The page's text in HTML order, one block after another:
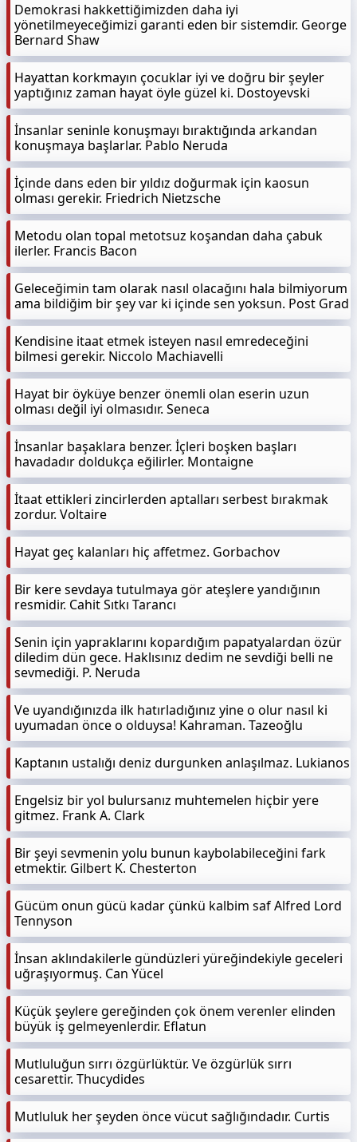
Demokrasi hakkettiğimizden daha iyi
yönetilmeyeceğimizi garanti eden bir sistemdir. George
Bernard Shaw
Hayattan korkmayın çocuklar iyi ve doğru bir şeyler
yaptığınız zaman hayat öyle güzel ki. Dostoyevski
İnsanlar seninle konuşmayı bıraktığında arkandan
konuşmaya başlarlar. Pablo Neruda
İçinde dans eden bir yıldız doğurmak için kaosun
olması gerekir. Friedrich Nietzsche
Metodu olan topal metotsuz koşandan daha çabuk
ilerler. Francis Bacon
Geleceğimin tam olarak nasıl olacağını hala bilmiyorum
ama bildiğim bir şey var ki içinde sen yoksun. Post Grad
Kendisine itaat etmek isteyen nasıl emredeceğini
bilmesi gerekir. Niccolo Machiavelli
Hayat bir öyküye benzer önemli olan eserin uzun
olması değil iyi olmasıdır. Seneca
İnsanlar başaklara benzer. İçleri boşken başları
havadadır doldukça eğilirler. Montaigne
İtaat ettikleri zincirlerden aptalları serbest bırakmak
zordur. Voltaire
Hayat geç kalanları hiç affetmez. Gorbachov
Bir kere sevdaya tutulmaya gör ateşlere yandığının
resmidir. Cahit Sıtkı Tarancı
Senin için yapraklarını kopardığım papatyalardan özür
diledim dün gece. Haklısınız dedim ne sevdiği belli ne
sevmediği. P. Neruda
Ve uyandığınızda ilk hatırladığınız yine o olur nasıl ki
uyumadan önce o olduysa! Kahraman. Tazeoğlu
Kaptanın ustalığı deniz durgunken anlaşılmaz. Lukianos
Engelsiz bir yol bulursanız muhtemelen hiçbir yere
gitmez. Frank A. Clark
Bir şeyi sevmenin yolu bunun kaybolabileceğini fark
etmektir. Gilbert K. Chesterton
Gücüm onun gücü kadar çünkü kalbim saf Alfred Lord
Tennyson
İnsan aklındakilerle gündüzleri yüreğindekiyle geceleri
uğraşıyormuş. Can Yücel
Küçük şeylere gereğinden çok önem verenler elinden
büyük iş gelmeyenlerdir. Eflatun
Mutluluğun sırrı özgürlüktür. Ve özgürlük sırrı
cesarettir. Thucydides
Mutluluk her şeyden önce vücut sağlığındadır. Curtis